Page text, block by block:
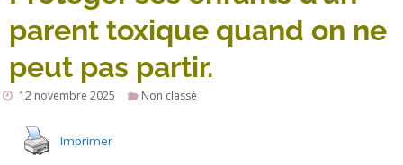
parent toxique quand on ne
peut pas partir.
12 novembre 2025 Non classé
Imprimer